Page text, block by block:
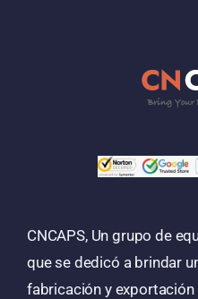
CNCAPS, Un grupo de
que se dedicó a brindar
fabricación y